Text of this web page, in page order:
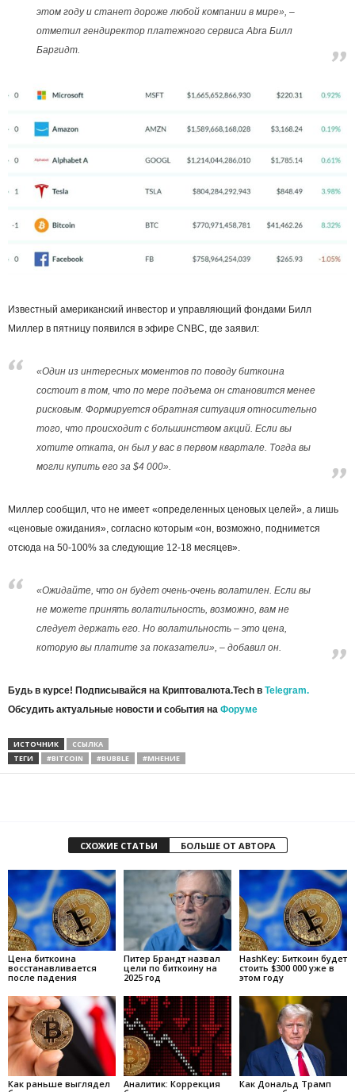
этом году и станет дороже любой компании в мире», –
отметил гендиректор платежного сервиса Abra Билл
Баргидт.
Известный американский инвестор и управляющий фондами Билл
Миллер в пятницу появился в эфире CNBC, где заявил:
«Один из интересных моментов по поводу биткоина
состоит в том, что по мере подъема он становится менее
рисковым. Формируется обратная ситуация относительно
того, что происходит с большинством акций. Если вы
хотите отката, он был у вас в первом квартале. Тогда вы
могли купить его за $4 000».
Миллер сообщил, что не имеет «определенных ценовых целей», а лишь
«ценовые ожидания», согласно которым «он, возможно, поднимется
отсюда на 50-100% за следующие 12-18 месяцев».
«Ожидайте, что он будет очень-очень волатилен. Если вы
не можете принять волатильность, возможно, вам не
следует держать его. Но волатильность – это цена,
которую вы платите за показатели», – добавил он.
Будь в курсе! Подписывайся на Криптовалюта.Tech в Telegram.
Обсудить актуальные новости и события на Форуме
ИСТОЧНИК
ССЫЛКА
ТЕГИ
#BITCOIN #BUBBLE #МНЕНИЕ
СХОЖИЕ СТАТЬИ БОЛЬШЕ ОТ АВТОРА
Цена биткоина
восстанавливается
после падения
Питер Брандт назвал
цели по биткоину на
2025 год
HashKey: Биткоин будет
стоить $300 000 уже в
этом году
Как раньше выглядел
Аналитик: Коррекция
Как Дональд Трамп